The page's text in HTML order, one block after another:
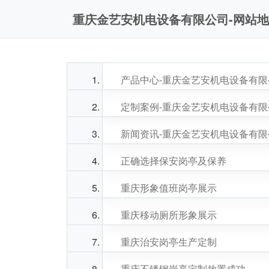
重庆金艺安机电设备有限公司-网站
产品中心-重庆金艺安机电设备有
定制案例-重庆金艺安机电设备有
新闻资讯-重庆金艺安机电设备有
正确选择保安岗亭及保养
重庆形象值班岗亭展示
重庆移动厕所形象展示
重庆治安岗亭生产定制